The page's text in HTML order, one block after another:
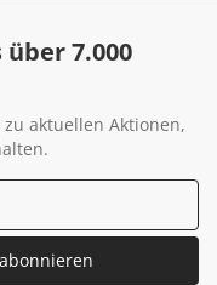
7.000
aktuellen Aktionen,